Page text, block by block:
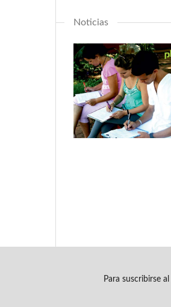
Noticias
Para suscribirse